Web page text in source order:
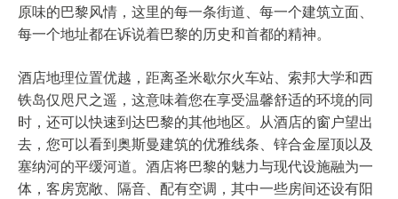
原味的巴黎风情，这里的每一条街道、每一个建筑立面、
每一个地址都在诉说着巴黎的历史和首都的精神。
酒店地理位置优越，距离圣米歇尔火车站、索邦大学和西
铁岛仅咫尺之遥，这意味着您在享受温馨舒适的环境的同
时，还可以快速到达巴黎的其他地区。从酒店的窗户望出
去，您可以看到奥斯曼建筑的优雅线条、锌合金屋顶以及
塞纳河的平缓河道。酒店将巴黎的魅力与现代设施融为一
体，客房宽敞、隔音、配有空调，其中一些房间还设有阳